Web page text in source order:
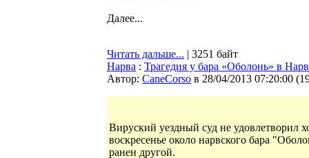
Далее...
Читать дальше... | 3251 байт
Нарва : Трагедия у бара «Оболонь» в
Автор: CaneCorso в 28/04/2013 07:20:00 (
Вируский уездный суд не удовлетворил
воскресенье около нарвского бара
ранен другой.